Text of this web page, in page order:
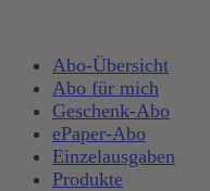
Abo-Übersicht
Abo für mich
Geschenk-Abo
ePaper-Abo
Einzelausgaben
Produkte